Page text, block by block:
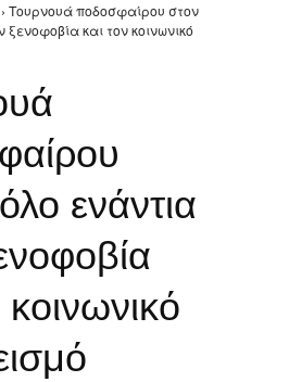
› Τουρνουά ποδοσφαίρου στον
και τον κοινωνικό
ενάντια
κοινωνικό